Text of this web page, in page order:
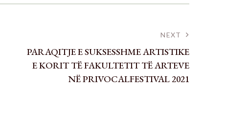
NEXT
​PARAQITJE E SUKSESSHME ARTISTIKE
E KORIT TË FAKULTETIT TË ARTEVE
NË PRIVOCALFESTIVAL 2021